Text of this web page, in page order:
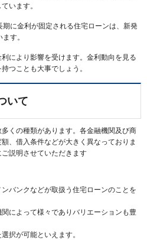
います。
に金利が固定される住宅ローンは、新発
す。
により影響を受けます。金利動向を見る
つことも大事でしょう。
いて
くの種類があります。各金融機関及び商
、借入条件などが大きく異なっておりま
説明させていただきます
バンクなどが取扱う住宅ローンのことを
によって様々でありバリエーションも豊
択が可能といえます。